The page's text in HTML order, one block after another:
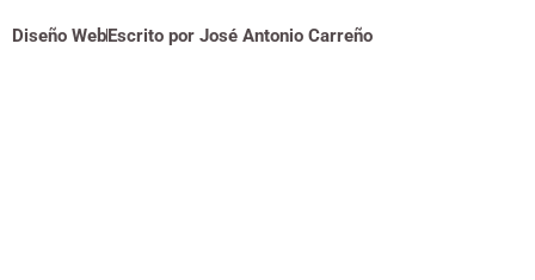
Diseño WebEscrito por José Antonio Carreño